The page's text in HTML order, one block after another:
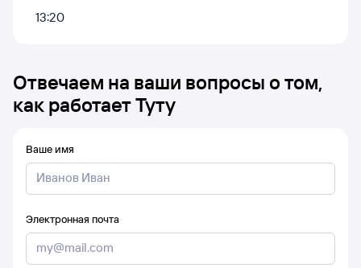
13:20
Отвечаем на ваши вопросы о том,
как работает Туту
Ваше имя
Электронная почта